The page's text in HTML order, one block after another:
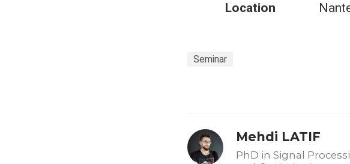
Location
Seminar
Mehdi LATIF
PhD in Signal